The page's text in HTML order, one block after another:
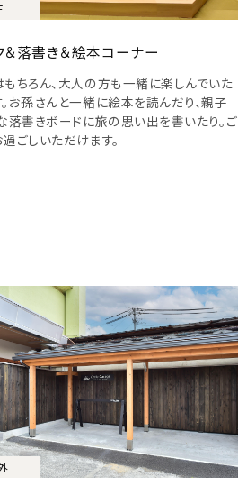
＆落書き＆絵本コーナー
ちろん、大人の方も一緒に楽しんでいた
お孫さんと一緒に絵本を読んだり、親子
落書きボードに旅の思い出を書いたり。ご
ごしいただけます。